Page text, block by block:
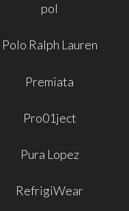
pol
Polo Ralph Lauren
Premiata
Pro01ject
Pura Lopez
RefrigiWear